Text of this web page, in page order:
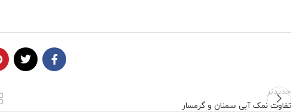
جدیدتر
تفاوت نمک آبی سمنان و گرمسار